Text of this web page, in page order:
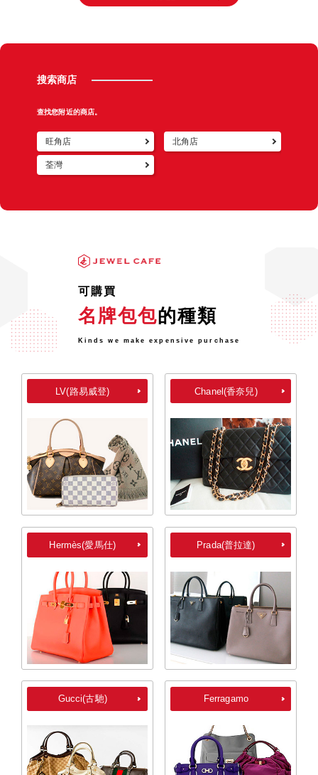
搜索商店
查找您附近的商店。
旺角店 北角店
荃灣
可購買
名牌包包的種類
Kinds we make expensive purchase
LV(路易威登) Chanel(香奈兒)
Hermès(愛馬仕) Prada(普拉達)
Gucci(古馳) Ferragamo